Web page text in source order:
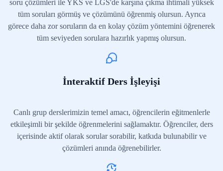
soru çözümleri ile YKS ve LGS'de karşına çıkma ihtimali yüksek
tüm soruları görmüş ve çözümünü öğrenmiş olursun. Ayrıca
görece daha zor soruların da en kolay çözüm yöntemini öğrenerek
tüm seviyeden sorulara hazırlık yapmış olursun.
İnteraktif Ders İşleyişi
Canlı grup derslerimizin temel amacı, öğrencilerin eğitmenlerle
etkileşimli bir şekilde öğrenmelerini sağlamaktır. Öğrenciler, ders
içerisinde aktif olarak sorular sorabilir, katkıda bulunabilir ve
çözümleri anında öğrenebilirler.